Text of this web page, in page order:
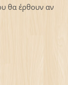
θα έρθουν αν